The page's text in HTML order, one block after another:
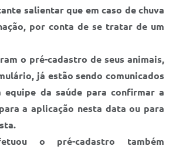
salientar que em caso de chuva
por conta de se tratar de um
o pré-cadastro de seus animais,
já estão sendo comunicados
equipe da saúde para confirmar a
a aplicação nesta data ou para
o pré-cadastro também